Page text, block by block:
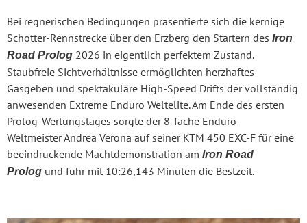
Bei regnerischen Bedingungen präsentierte sich die kernige
Schotter-Rennstrecke über den Erzberg den Startern des Iron
Road Prolog 2026 in eigentlich perfektem Zustand.
Staubfreie Sichtverhältnisse ermöglichten herzhaftes
Gasgeben und spektakuläre High-Speed Drifts der vollständig
anwesenden Extreme Enduro Weltelite. Am Ende des ersten
Prolog-Wertungstages sorgte der 8-fache Enduro-
Weltmeister Andrea Verona auf seiner KTM 450 EXC-F für eine
beeindruckende Machtdemonstration am Iron Road
Prolog und fuhr mit 10:26,143 Minuten die Bestzeit.